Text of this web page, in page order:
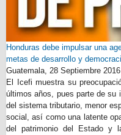
Honduras debe impulsar una
metas de desarrollo y
Guatemala, 28 Septiembre 2016
El Icefi muestra su
últimos años, pues parte de su
del sistema tributario, menor
social, así como una latente
del patrimonio del Estado y